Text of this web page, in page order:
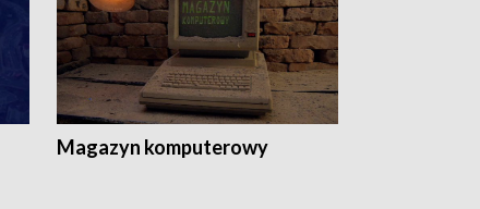
Magazyn komputerowy